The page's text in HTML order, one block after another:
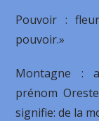
Pouvoir :
pouvoir.»
Montagne :
prénom
signifie: de la